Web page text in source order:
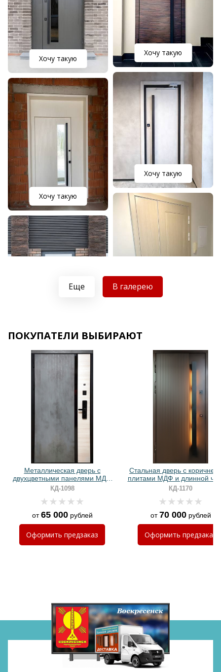
Хочу такую
Хочу такую
Хочу такую
Хочу такую
Хочу такую
Хочу такую
Еще В галерею
ПОКУПАТЕЛИ ВЫБИРАЮТ
Металлическая дверь с
двухцветными панелями МДФ
ПВХ и биометрическим замком
КД-1098
от65 000рублей
Оформить предзаказ
Стальная дверь с
плитами МДФ и длинной
ручкой с подсветкой
КД-1170
от70 000рублей
Оформить предзаказ